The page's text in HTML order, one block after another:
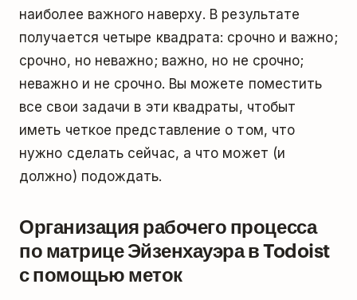
наиболее важного наверху. В результате
получается четыре квадрата: cрочно и важно;
срочно, но неважно; важно, но не срочно;
неважно и не срочно. Вы можете поместить
все свои задачи в эти квадраты, чтобыт
иметь четкое представление о том, что
нужно сделать сейчас, а что может (и
должно) подождать.
Организация рабочего процесса
по матрице Эйзенхауэра в Todoist
с помощью меток